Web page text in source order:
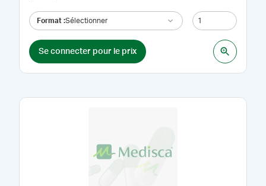
Format :Sélectionner
Se connecter pour le prix